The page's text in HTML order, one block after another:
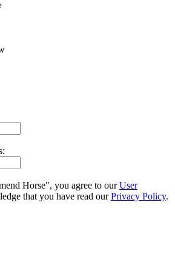
Horse", you agree to ourUser
that you have read ourPrivacy Policy.